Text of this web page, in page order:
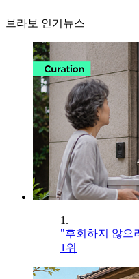
브라보 인기뉴스
1.
"후회하지 않으
1위